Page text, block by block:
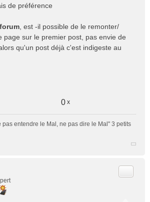
de préférence
, est -il possible de le remonter/
page sur le premier post, pas envie de
qu'un post déjà c'est indigeste au
0 x
pas entendre le Mal, ne pas dire le Mal" 3 petits